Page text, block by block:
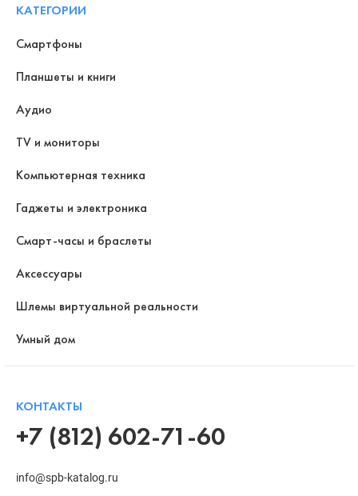
КАТЕГОРИИ
Смартфоны
Планшеты и книги
Аудио
TV и мониторы
Компьютерная техника
Гаджеты и электроника
Смарт-часы и браслеты
Аксессуары
Шлемы виртуальной реальности
Умный дом
КОНТАКТЫ
+7 (812) 602-71-60
info@spb-katalog.ru